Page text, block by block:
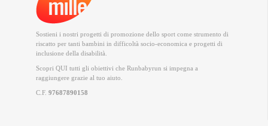
Sostieni i nostri progetti di promozione dello sport come strumento di
riscatto per tanti bambini in difficoltà socio-economica e progetti di
inclusione della disabilità.
Scopri QUI tutti gli obiettivi che Runbabyrun si impegna a
raggiungere grazie al tuo aiuto.
C.F. 97687890158